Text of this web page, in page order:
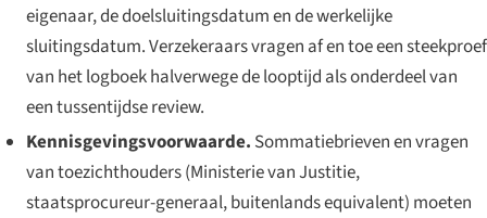
eigenaar, de doelsluitingsdatum en de werkelijke
sluitingsdatum. Verzekeraars vragen af en toe een steekproef
van het logboek halverwege de looptijd als onderdeel van
een tussentijdse review.
Kennisgevingsvoorwaarde. Sommatiebrieven en vragen
van toezichthouders (Ministerie van Justitie,
staatsprocureur-generaal, buitenlands equivalent) moeten